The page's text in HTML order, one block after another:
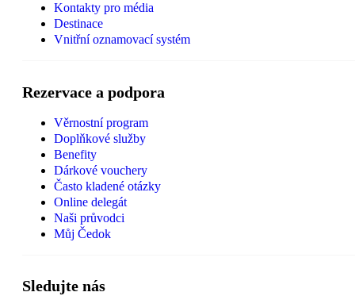
Kontakty pro média
Destinace
Vnitřní oznamovací systém
Rezervace a podpora
Věrnostní program
Doplňkové služby
Benefity
Dárkové vouchery
Často kladené otázky
Online delegát
Naši průvodci
Můj Čedok
Sledujte nás